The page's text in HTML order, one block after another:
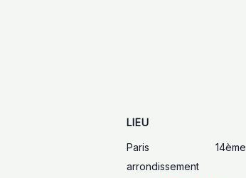
LIEU
Paris 14ème
arrondissement